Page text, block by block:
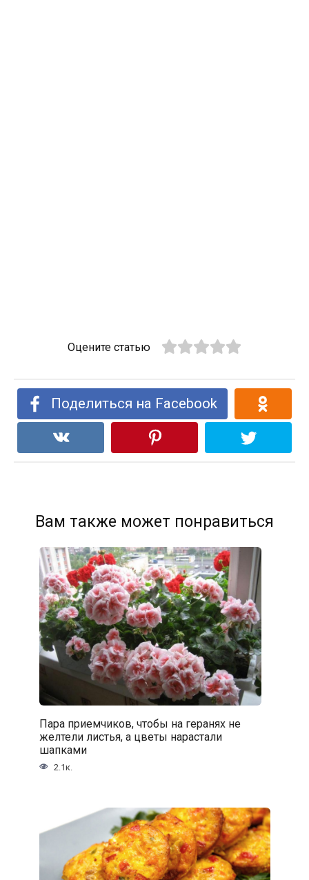
Оцените статью
Поделиться на Facebook
Вам также может понравиться
Пара приемчиков, чтобы на геранях не
желтели листья, а цветы нарастали
шапками
2.1к.